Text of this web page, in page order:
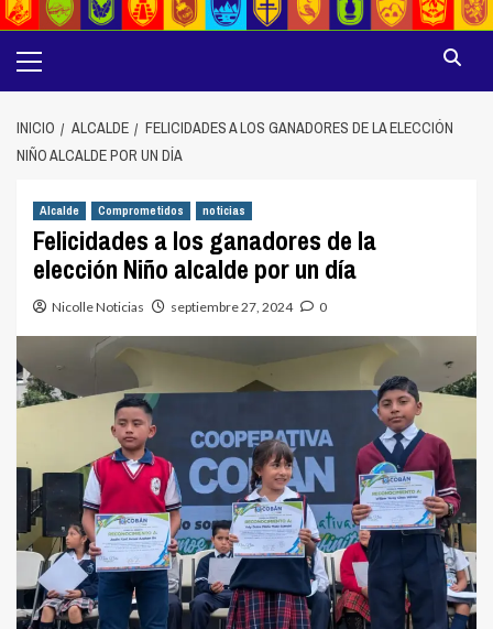
principal
INICIO ALCALDE
FELICIDADES A LOS GANADORES DE LA ELECCIÓN
NIÑO ALCALDE POR UN DÍA
Alcalde Comprometidos noticias
Felicidades a los ganadores de la
elección Niño alcalde por un día
Nicolle Noticias septiembre 27, 2024 0